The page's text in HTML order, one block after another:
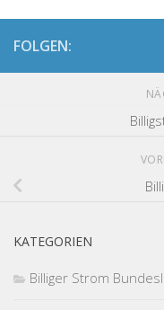
FOLGEN:
KATEGORIEN
Billiger Strom